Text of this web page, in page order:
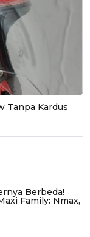
Tanpa Kardus
Berbeda!
Family: Nmax,